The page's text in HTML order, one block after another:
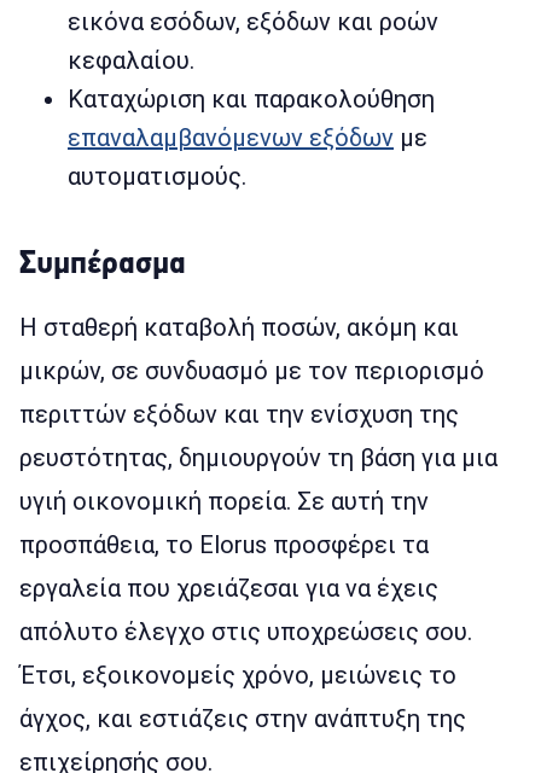
εικόνα εσόδων, εξόδων και ροών
κεφαλαίου.
Καταχώριση και παρακολούθηση
επαναλαμβανόμενων εξόδων με
αυτοματισμούς.
Συμπέρασμα
Η σταθερή καταβολή ποσών, ακόμη και
μικρών, σε συνδυασμό με τον περιορισμό
περιττών εξόδων και την ενίσχυση της
ρευστότητας, δημιουργούν τη βάση για μια
υγιή οικονομική πορεία. Σε αυτή την
προσπάθεια, το Elorus προσφέρει τα
εργαλεία που χρειάζεσαι για να έχεις
απόλυτο έλεγχο στις υποχρεώσεις σου.
Έτσι, εξοικονομείς χρόνο, μειώνεις το
άγχος, και εστιάζεις στην ανάπτυξη της
επιχείρησής σου.